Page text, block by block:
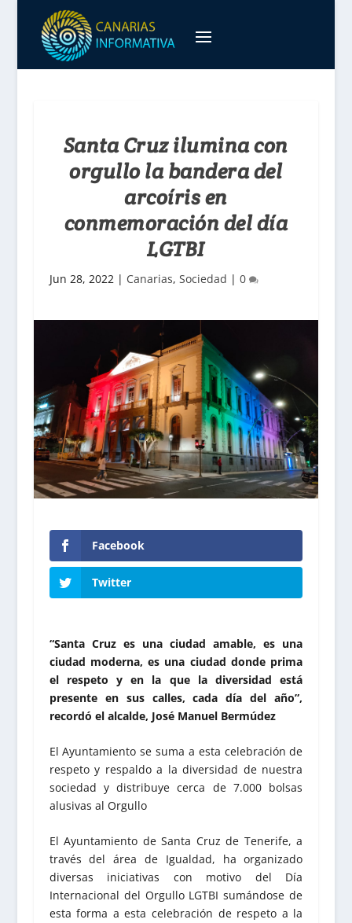
Santa Cruz ilumina con
orgullo la bandera del
arcoíris en
conmemoración del día
LGTBI
Jun 28, 2022| Canarias, Sociedad | 0
Facebook
Twitter
“Santa Cruz es una ciudad amable, es una
ciudad moderna, es una ciudad donde prima
el respeto y en la que la diversidad está
presente en sus calles, cada día del año”,
recordó el alcalde, José Manuel Bermúdez
El Ayuntamiento se suma a esta celebración de
respeto y respaldo a la diversidad de nuestra
sociedad y distribuye cerca de 7.000 bolsas
alusivas al Orgullo
El Ayuntamiento de Santa Cruz de Tenerife, a
través del área de Igualdad, ha organizado
diversas iniciativas con motivo del Día
Internacional del Orgullo LGTBI sumándose de
esta forma a esta celebración de respeto a la